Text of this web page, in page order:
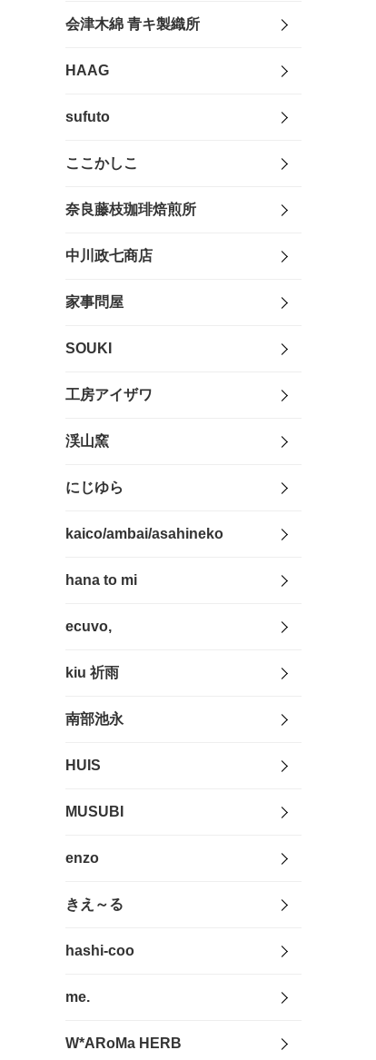
会津木綿 青キ製織所
HAAG
sufuto
ここかしこ
奈良藤枝珈琲焙煎所
中川政七商店
家事問屋
SOUKI
工房アイザワ
渓山窯
にじゆら
kaico/ambai/asahineko
hana to mi
ecuvo,
kiu 祈雨
南部池永
HUIS
MUSUBI
enzo
きえ～る
hashi-coo
me.
W*ARoMa HERB